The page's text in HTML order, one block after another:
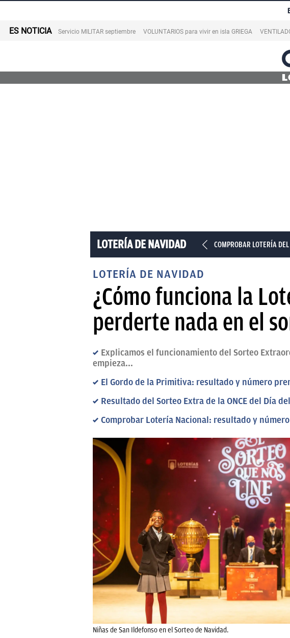
ES NOTICIA Servicio MILITAR septiembre VOLUNTARIOS para vivir en isla GRIEGA
LOTERÍA DE NAVIDAD COMPROBAR LOTERÍA
LOTERÍA DE NAVIDAD
¿Cómo funciona la
perderte nada en el
Explicamos el funcionamiento del Sorteo
empieza...
El Gordo de la Primitiva: resultado y número
Resultado del Sorteo Extra de la ONCE del Día
Comprobar Lotería Nacional: resultado y
Niñas de San Ildefonso en el Sorteo de Navidad.